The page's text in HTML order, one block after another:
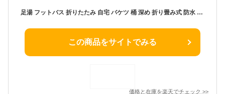
足湯 フットバス 折りたたみ 自宅 バケツ 桶 深め 折り畳み式 防水 深い 保温 蓋つき おしゃれ 深型 フットバスボウル フットバスバケツ たらい コンパクト ブルー ピンク
この商品をサイトでみる
価格と在庫を楽天でチェック >>